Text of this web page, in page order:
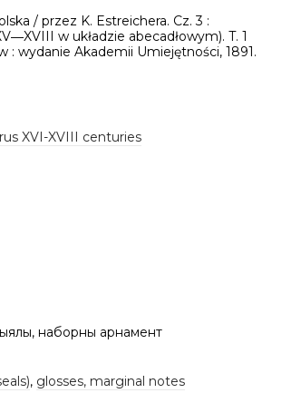
/ przez K. Estreichera. Cz. 3 :
w układzie abecadłowym). T. 1
: wydanie Akademii Umiejętności, 1891.
XVI-XVIII centuries
наборны арнамент
, glosses, marginal notes